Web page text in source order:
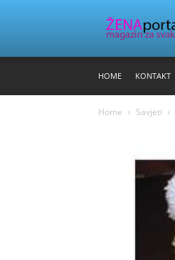
HOME KONTAKT
Home Savjeti